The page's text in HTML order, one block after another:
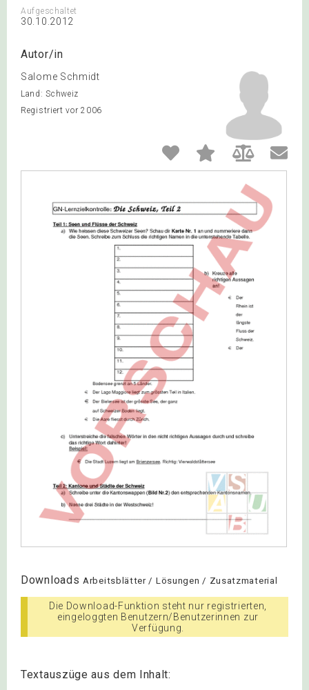
Aufgeschaltet
30.10.2012
Autor/in
Salome Schmidt
Land: Schweiz
Registriert vor 2006
Downloads Arbeitsblätter / Lösungen / Zusatzmaterial
Die Download-Funktion steht nur registrierten,
eingeloggten Benutzern/Benutzerinnen zur
Verfügung.
Textauszüge aus dem Inhalt: